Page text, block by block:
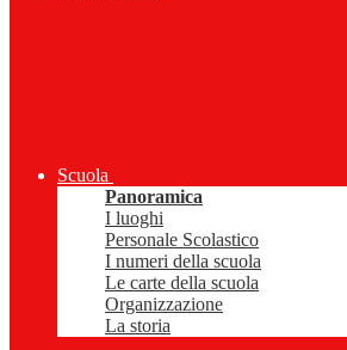
Scuola
Panoramica
I luoghi
Personale Scolastico
I numeri della scuola
Le carte della scuola
Organizzazione
La storia